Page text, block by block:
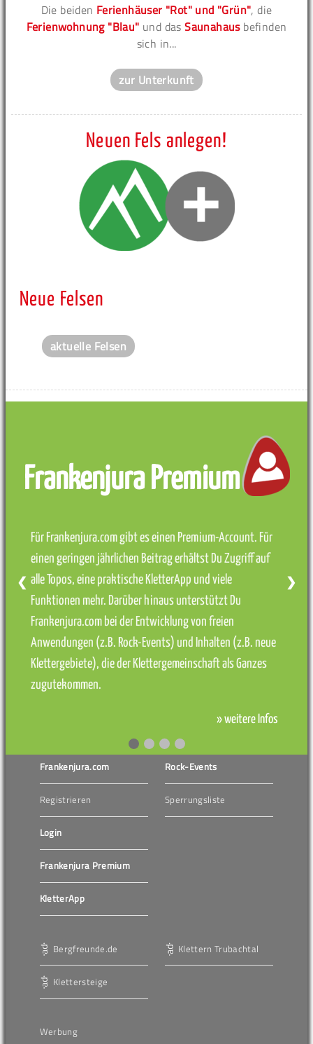
Die beiden Ferienhäuser "Rot" und "Grün", die
Ferienwohnung "Blau" und dasSaunahausbefinden
sich in...
zur Unterkunft
Neuen Fels anlegen!
Neue Felsen
aktuelle Felsen
Frankenjura Premium
Für Frankenjura.com gibt es einen Premium-Account. Für
einen geringen jährlichen Beitrag erhältst Du Zugriff auf
alle Topos, eine praktische KletterApp und viele
Funktionen mehr. Darüber hinaus unterstützt Du
Frankenjura.com bei der Entwicklung von freien
Anwendungen (z.B. Rock-Events) und Inhalten (z.B. neue
Klettergebiete), die der Klettergemeinschaft als Ganzes
zugutekommen.
» weitere Infos
❮ ❯
Frankenjura.com
Registrieren
Login
Frankenjura Premium
KletterApp
Rock-Events
Sperrungsliste
Bergfreunde.de
Klettersteige
Klettern Trubachtal
Werbung